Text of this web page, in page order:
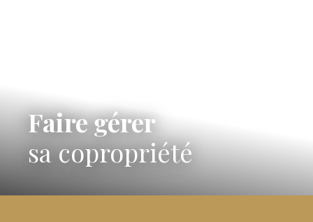
Faire gérer
sa copropriété